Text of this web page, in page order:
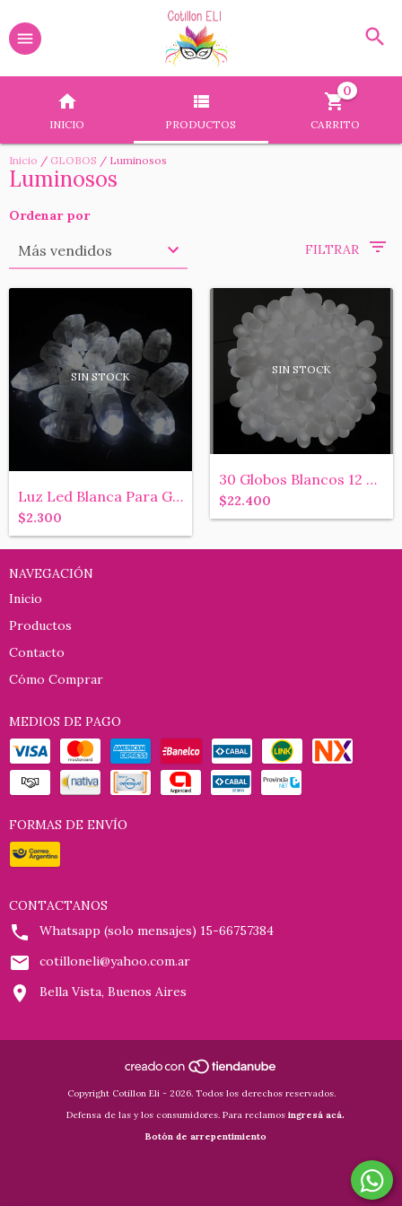
INICIO PRODUCTOS CARRITO
0
Inicio / GLOBOS / Luminosos
Luminosos
Ordenar por
FILTRAR
SIN STOCK
Luz Led Blanca Para Globos O Decorar Cen...
$2.300
SIN STOCK
30 Globos Blancos 12 Pulgadas C/ Luz Led...
$22.400
NAVEGACIÓN
Inicio
Productos
Contacto
Cómo Comprar
MEDIOS DE PAGO
FORMAS DE ENVÍO
CONTACTANOS
Whatsapp (solo mensajes) 15-66757384
cotilloneli@yahoo.com.ar
Bella Vista, Buenos Aires
Copyright Cotillon Eli - 2026. Todos los derechos reservados.
Defensa de las y los consumidores. Para reclamos ingresá acá.
Botón de arrepentimiento